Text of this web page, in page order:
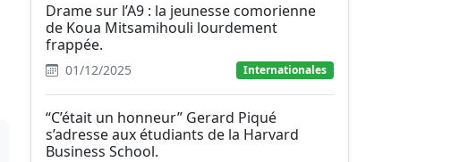
Drame sur l’A9 : la jeunesse comorienne
de Koua Mitsamihouli lourdement
frappée.
01/12/2025 Internationales
“C’était un honneur” Gerard Piqué
s’adresse aux étudiants de la Harvard
Business School.